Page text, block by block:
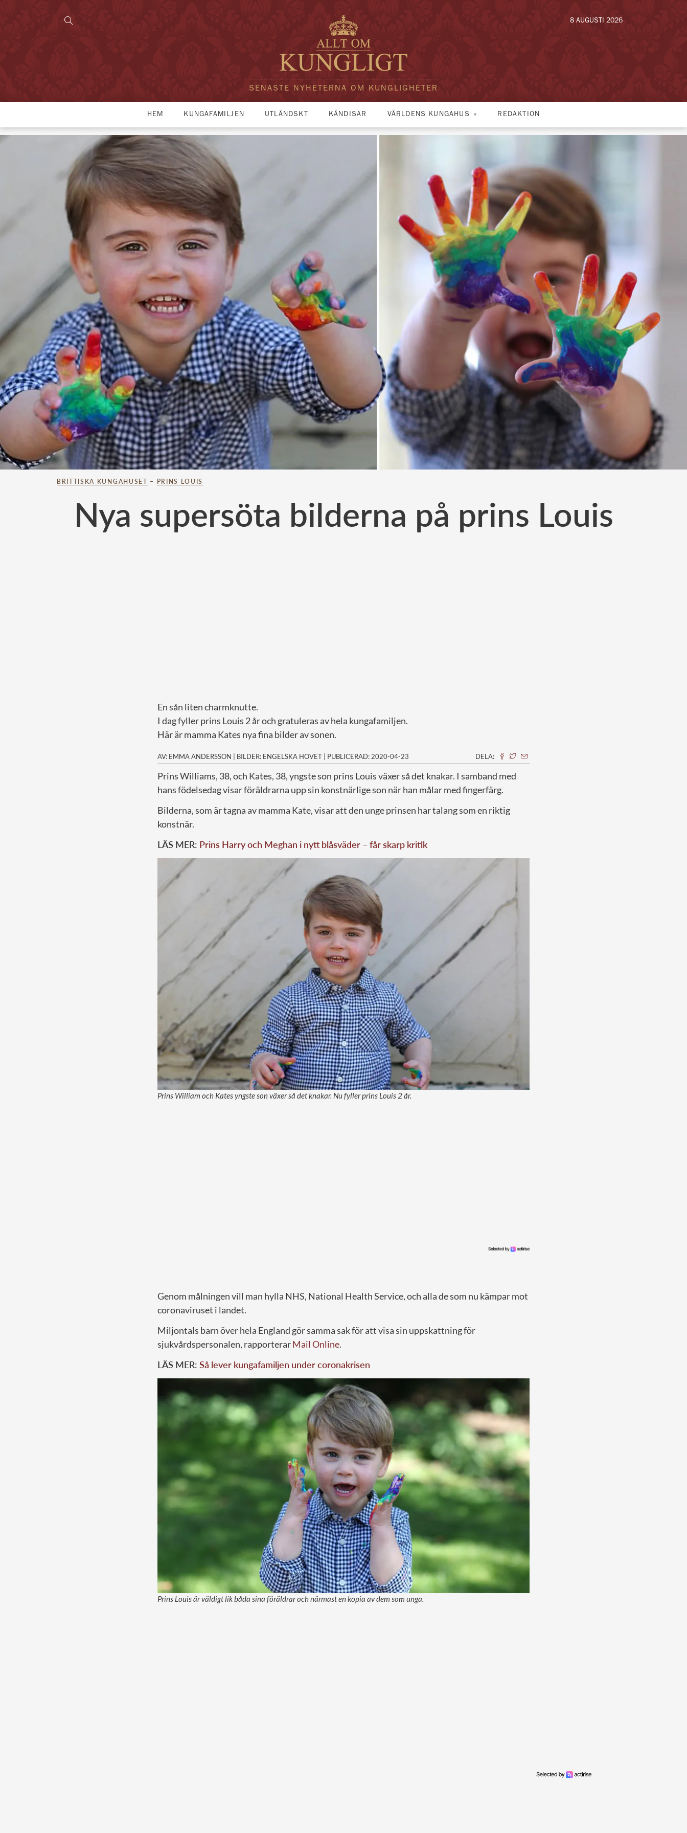
SENASTE NYHETERNA OM KUNGLIGHETER
8 AUGUSTI 2026
HEM KUNGAFAMILJEN UTLÄNDSKT KÄNDISAR VÄRLDENS KUNGAHUS REDAKTION
BRITTISKA KUNGAHUSET – PRINS LOUIS
Nya supersöta bilderna på prins Louis
En sån liten charmknutte.
I dag fyller prins Louis 2 år och gratuleras av hela kungafamiljen.
Här är mamma Kates nya fina bilder av sonen.
AV: EMMA ANDERSSON | BILDER: ENGELSKA HOVET | PUBLICERAD: 2020-04-23 DELA:
Prins Williams, 38, och Kates, 38, yngste son prins Louis växer så det knakar. I samband med
hans födelsedag visar föräldrarna upp sin konstnärlige son när han målar med fingerfärg.
Bilderna, som är tagna av mamma Kate, visar att den unge prinsen har talang som en riktig
konstnär.
LÄS MER: Prins Harry och Meghan i nytt blåsväder – får skarp kritik
Prins William och Kates yngste son växer så det knakar. Nu fyller prins Louis 2 år.
Genom målningen vill man hylla NHS, National Health Service, och alla de som nu kämpar mot
coronaviruset i landet.
Miljontals barn över hela England gör samma sak för att visa sin uppskattning för
sjukvårdspersonalen, rapporterarMail Online.
LÄS MER: Så lever kungafamiljen under coronakrisen
Prins Louis är väldigt lik båda sina föräldrar och närmast en kopia av dem som unga.